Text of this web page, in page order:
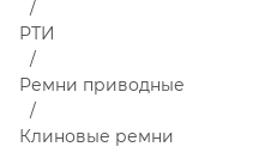
РТИ
Ремни приводные
Клиновые ремни